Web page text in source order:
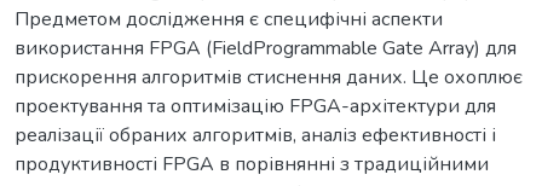
Предметом дослідження є специфічні аспекти
використання FPGA (FieldProgrammable Gate Array) для
прискорення алгоритмів стиснення даних. Це охоплює
проектування та оптимізацію FPGA-архітектури для
реалізації обраних алгоритмів, аналіз ефективності і
продуктивності FPGA в порівнянні з традиційними